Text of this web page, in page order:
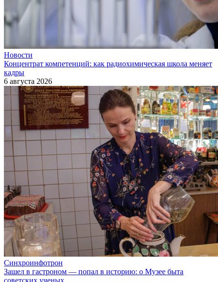
Новости
Концентрат компетенций: как радиохимическая школа меняет
кадры
6 августа 2026
Синхроинфотрон
Зашел в гастроном — попал в историю: о Музее быта